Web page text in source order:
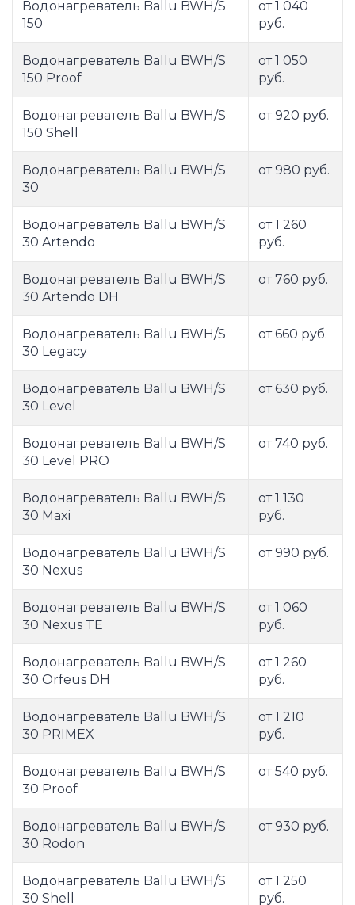
Водонагреватель Ballu BWH/S
150
от 1 040
руб.
Водонагреватель Ballu BWH/S
150 Proof
от 1 050
руб.
Водонагреватель Ballu BWH/S
150 Shell
от 920 руб.
Водонагреватель Ballu BWH/S
30
от 980 руб.
Водонагреватель Ballu BWH/S
30 Artendo
от 1 260
руб.
Водонагреватель Ballu BWH/S
30 Artendo DH
от 760 руб.
Водонагреватель Ballu BWH/S
30 Legacy
от 660 руб.
Водонагреватель Ballu BWH/S
30 Level
от 630 руб.
Водонагреватель Ballu BWH/S
30 Level PRO
от 740 руб.
Водонагреватель Ballu BWH/S
30 Maxi
от 1 130
руб.
Водонагреватель Ballu BWH/S
30 Nexus
от 990 руб.
Водонагреватель Ballu BWH/S
30 Nexus TE
от 1 060
руб.
Водонагреватель Ballu BWH/S
30 Orfeus DH
от 1 260
руб.
Водонагреватель Ballu BWH/S
30 PRIMEX
от 1 210
руб.
Водонагреватель Ballu BWH/S
30 Proof
от 540 руб.
Водонагреватель Ballu BWH/S
30 Rodon
от 930 руб.
Водонагреватель Ballu BWH/S
30 Shell
от 1 250
руб.